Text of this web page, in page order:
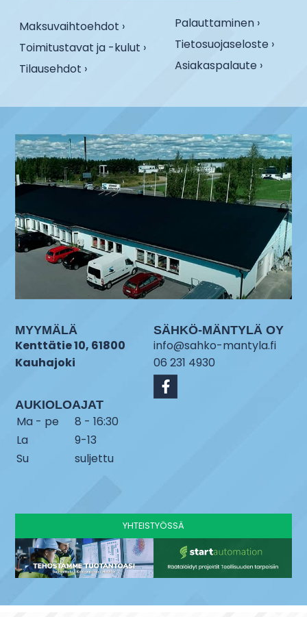
Maksuvaihtoehdot ›
Toimitustavat ja -kulut ›
Tilausehdot ›
Palauttaminen ›
Tietosuojaseloste ›
Asiakaspalaute ›
MYYMÄLÄ
Kenttätie 10, 61800
Kauhajoki
AUKIOLOAJAT
Ma - pe
8 - 16:30
La
9-13
Su
suljettu
SÄHKÖ-MÄNTYLÄ OY
info@sahko-mantyla.fi
06 231 4930
YHTEISTYÖSSÄ